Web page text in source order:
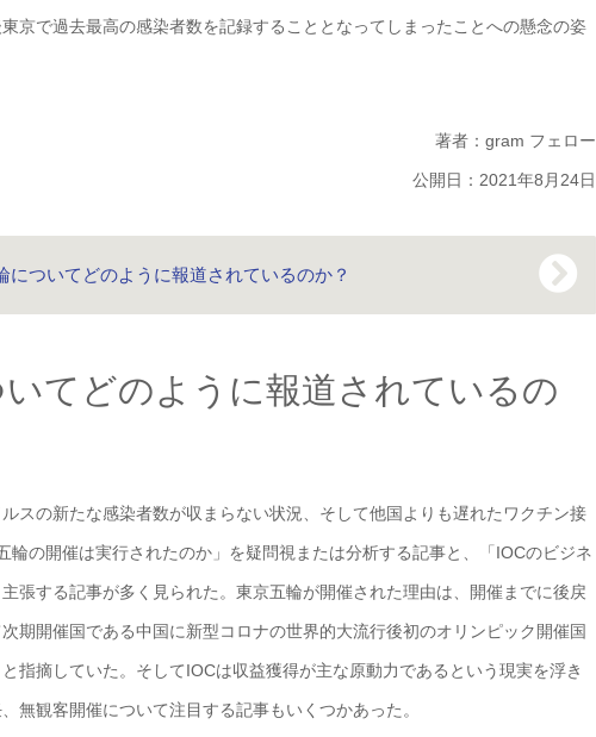
京で過去最高の感染者数を記録することとなってしまったことへの懸念の姿
著者：gram フェロー
公開日：2021年8月24日
についてどのように報道されているのか？
てどのように報道されているの
スの新たな感染者数が収まらない状況、そして他国よりも遅れたワクチン接
の開催は実行されたのか」を疑問視または分析する記事と、「IOCのビジネ
張する記事が多く見られた。東京五輪が開催された理由は、開催までに後戻
期開催国である中国に新型コロナの世界的大流行後初のオリンピック開催国
指摘していた。そしてIOCは収益獲得が主な原動力であるという現実を浮き
無観客開催について注目する記事もいくつかあった。